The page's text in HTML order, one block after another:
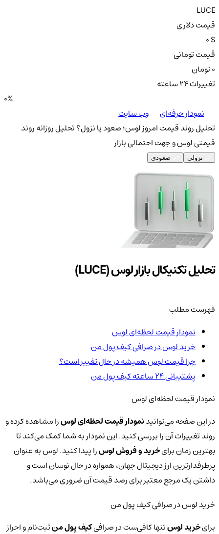
LUCE
قیمت دلاری
0 $
قیمت تومانی
تغییرات ۲۴ ساعته
0%
نمودار حرفه‌ای
وب سایت
تحلیل روند قیمت امروز لوس؛ صعود یا نزول؟تحلیل روزانه روند
قیمتی لوس و جهت احتمالی بازار
نزولی صعودی
تحلیل تکنیکال بازار لوس (LUCE)
فهرست مطلب
نمودار قیمت لحظه‌ای لوس
خرید لوس در صرافی کیف پول من
چرا قیمت لوس همیشه در حال تغییر است؟
پشتیبانی ۲۴ ساعته کیف پول من
نمودار قیمت لحظه‌ای لوس
در این صفحه می‌توانیدنمودار قیمت لحظه‌ای لوسرا مشاهده کرده و
روند تغییرات آن را بررسی کنید. این نمودار به شما کمک می‌کند تا
بهترین زمان برایخرید و فروش لوسرا پیدا کنید. لوس به عنوان
پرطرفدارترین ارز دیجیتال جهان، همواره در حال نوسان است و
داشتن یک مرجع معتبر برای رصد قیمت آن ضروری می‌باشد.
خرید لوس در صرافی کیف پول من
برایخرید لوستنها کافی‌ست در صرافیکیف پول منثبت‌نام و احراز